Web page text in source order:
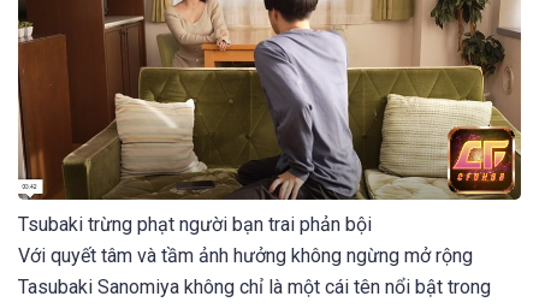
Tsubaki trừng phạt người bạn trai phản bội
Với quyết tâm và tầm ảnh hưởng không ngừng mở rộng
Tasubaki Sanomiya không chỉ là một cái tên nổi bật trong